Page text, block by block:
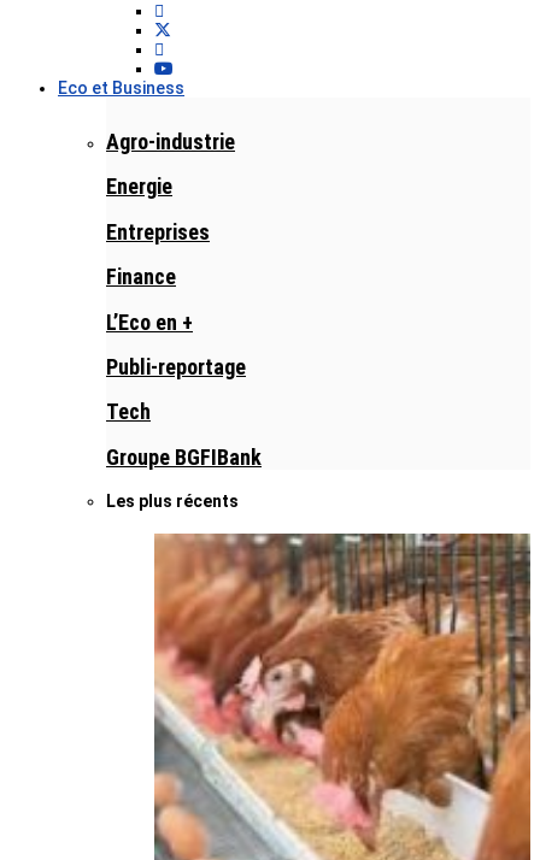
Eco et Business
Agro-industrie
Energie
Entreprises
Finance
L’Eco en +
Publi-reportage
Tech
Groupe BGFIBank
Les plus récents